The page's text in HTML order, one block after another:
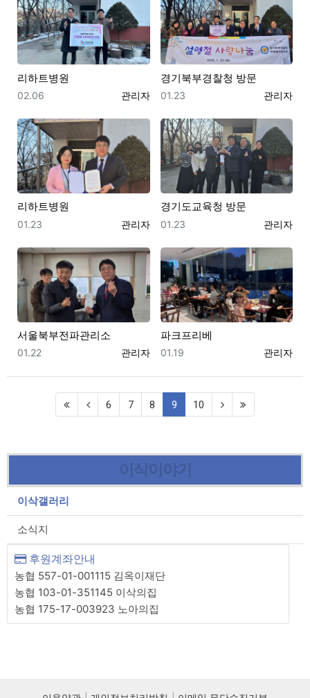
리하트병원
등록자
관리자
등록일
02.06
경기북부경찰청 방문
등록자
관리자
등록일
01.23
리하트병원
등록자
관리자
등록일
01.23
경기도교육청 방문
등록자
관리자
등록일
01.23
서울북부전파관리소
등록자
관리자
등록일
01.22
파크프리베
등록자
관리자
등록일
01.19
6 7 8 9(current)
10
이삭이야기
이삭갤러리
소식지
후원계좌안내
농협 557-01-001115 김옥이재단
농협 103-01-351145 이삭의집
농협 175-17-003923 노아의집